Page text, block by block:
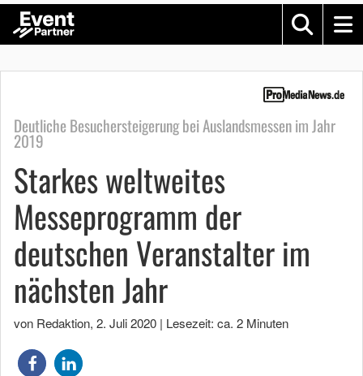
Deutliche Besuchersteigerung bei Auslandsmessen im Jahr
2019
Starkes weltweites
Messeprogramm der
deutschen Veranstalter im
nächsten Jahr
von Redaktion, 2. Juli 2020 | Lesezeit: ca. 2 Minuten